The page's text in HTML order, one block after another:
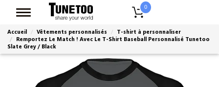
0
Accueil Vêtements personnalisés
T-shirt à personnaliser
Remportez Le Match ! Avec Le T-Shirt Baseball Personnalisé Tunetoo
Slate Grey / Black